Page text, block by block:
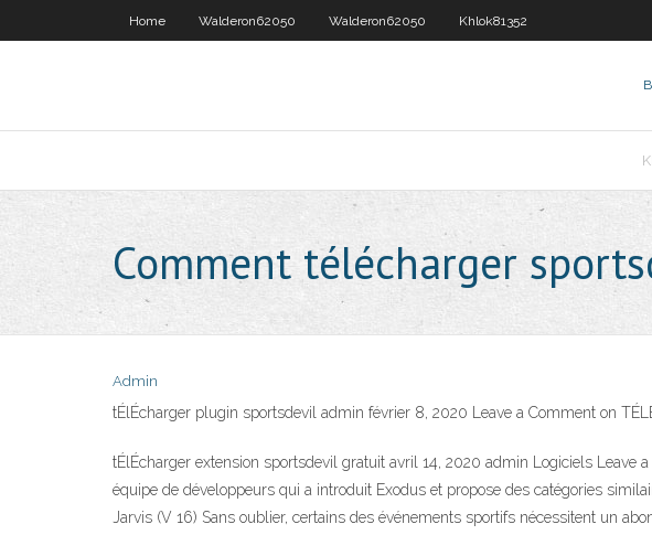
Home Walderon62050 Walderon62050 Khlok81352
Comment télécharger
Admin
tÉlÉcharger plugin sportsdevil admin février 8, 2020 Leave a Comment on
tÉlÉcharger extension sportsdevil gratuit avril 14, 2020 admin Logiciels Leave
équipe de développeurs qui a introduit Exodus et propose des catégories
Jarvis (V 16) Sans oublier, certains des événements sportifs nécessitent un